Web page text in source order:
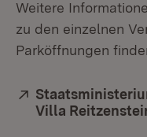
Weitere
zu den einzelnen
Parköffnungen
Extern:
Villa